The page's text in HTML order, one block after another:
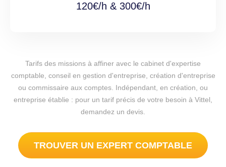
120€/h & 300€/h
Tarifs des missions à affiner avec le cabinet d'expertise
comptable, conseil en gestion d'entreprise, création d'entreprise
ou commissaire aux comptes. Indépendant, en création, ou
entreprise établie : pour un tarif précis de votre besoin à Vittel,
demandez un devis.
TROUVER UN EXPERT COMPTABLE